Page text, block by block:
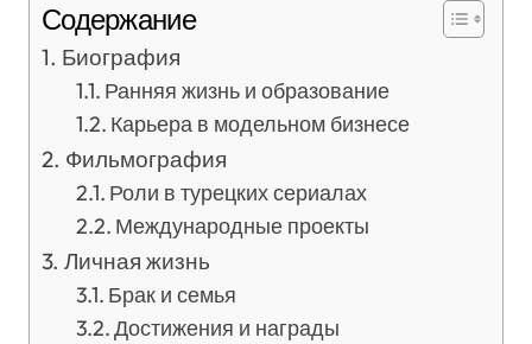
Содержание
Биография
Ранняя жизнь и образование
Карьера в модельном бизнесе
Фильмография
Роли в турецких сериалах
Международные проекты
Личная жизнь
Брак и семья
Достижения и награды